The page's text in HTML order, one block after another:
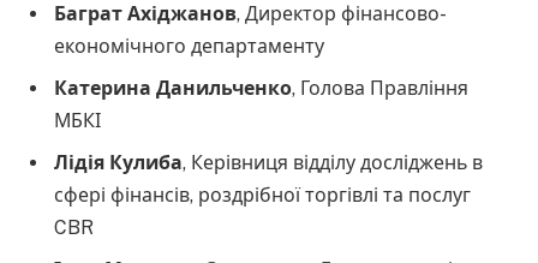
Баграт Ахіджанов, Директор фінансово-
економічного департаменту
Катерина Данильченко, Голова Правління
МБКІ
Лідія Кулиба, Керівниця відділу досліджень в
сфері фінансів, роздрібної торгівлі та послуг
CBR